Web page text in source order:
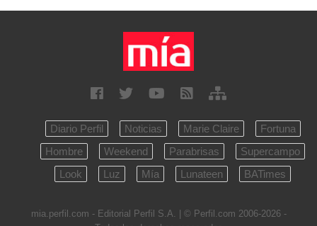
Diario Perfil Noticias Marie Claire
Fortuna
Hombre
Weekend Parabrisas
Supercampo
Look
Luz Mía Lunateen BATimes
mia.perfil.com - Editorial Perfil S.A. | © Perfil.com 2006-2026 -